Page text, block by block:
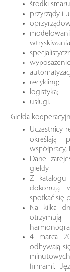
środki
przyrządy i
recykling;
logistyka;
usługi.
Giełda
Uczestnicy
określają
Dane
giełdy
Z katalogu
dokonują
spotkać się
Na kilka
otrzymują
4 marca
odbywają
firmami.